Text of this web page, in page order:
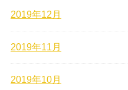
2019年12月
2019年11月
2019年10月